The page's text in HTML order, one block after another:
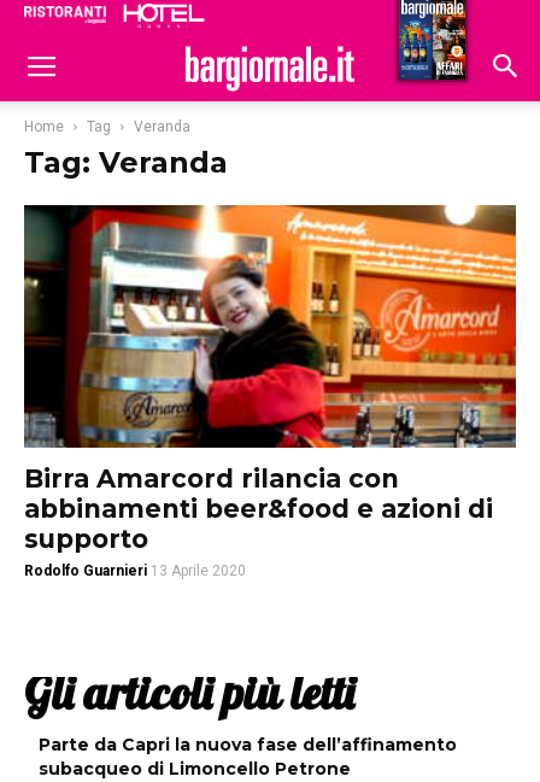
Hoteldomani
Home Tag Veranda
Tag: Veranda
Birra Amarcord rilancia con
abbinamenti beer&food e azioni di
supporto
Rodolfo Guarnieri 13 Aprile 2020
Gli articoli più letti
Parte da Capri la nuova fase dell’affinamento
subacqueo di Limoncello Petrone